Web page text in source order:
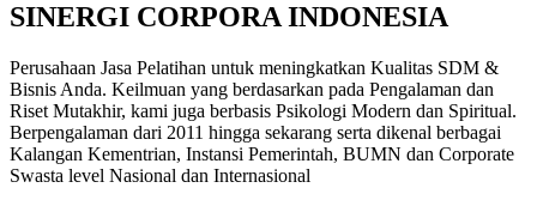
SINERGI CORPORA INDONESIA
Perusahaan Jasa Pelatihan untuk meningkatkan Kualitas SDM &
Bisnis Anda. Keilmuan yang berdasarkan pada Pengalaman dan
Riset Mutakhir, kami juga berbasis Psikologi Modern dan Spiritual.
Berpengalaman dari 2011 hingga sekarang serta dikenal berbagai
Kalangan Kementrian, Instansi Pemerintah, BUMN dan Corporate
Swasta level Nasional dan Internasional